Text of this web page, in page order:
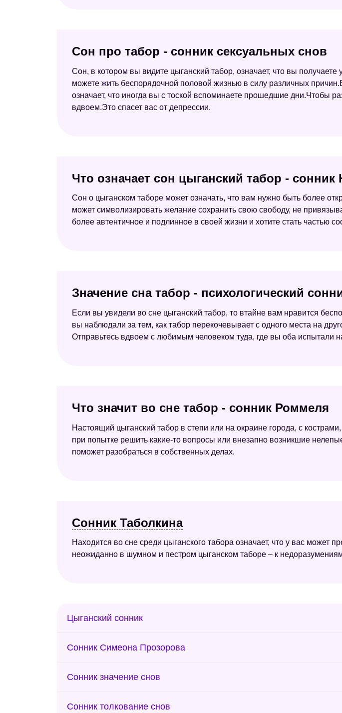
Сон про табор - сонник сексуальных снов
Сон, в котором вы видите цыганский табор, означает, что вы
можете жить беспорядочной половой жизнью в силу различных
означает, что иногда вы с тоской вспоминаете прошедшие дни.Чтобы
вдвоем.Это спасет вас от депрессии.
Что означает сон цыганский табор - сонник
Сон о цыганском таборе может означать, что вам нужно быть более
может символизировать желание сохранить свою свободу, не
более автентичное и подлинное в своей жизни и хотите стать частью
Значение сна табор - психологический
Если вы увидели во сне цыганский табор, то втайне вам нравится
вы наблюдали за тем, как табор перекочевывает с одного места на
Отправьтесь вдвоем с любимым человеком туда, где вы оба испытали
Что значит во сне табор - сонник Роммеля
Настоящий цыганский табор в степи или на окраине города, с
при попытке решить какие-то вопросы или внезапно возникшие
поможет разобраться в собственных делах.
Сонник Таболкина
Находится во сне среди цыганского табора означает, что у вас может
неожиданно в шумном и пестром цыганском таборе – к
Цыганский сонник
Сонник Симеона Прозорова
Сонник значение снов
Сонник толкование снов